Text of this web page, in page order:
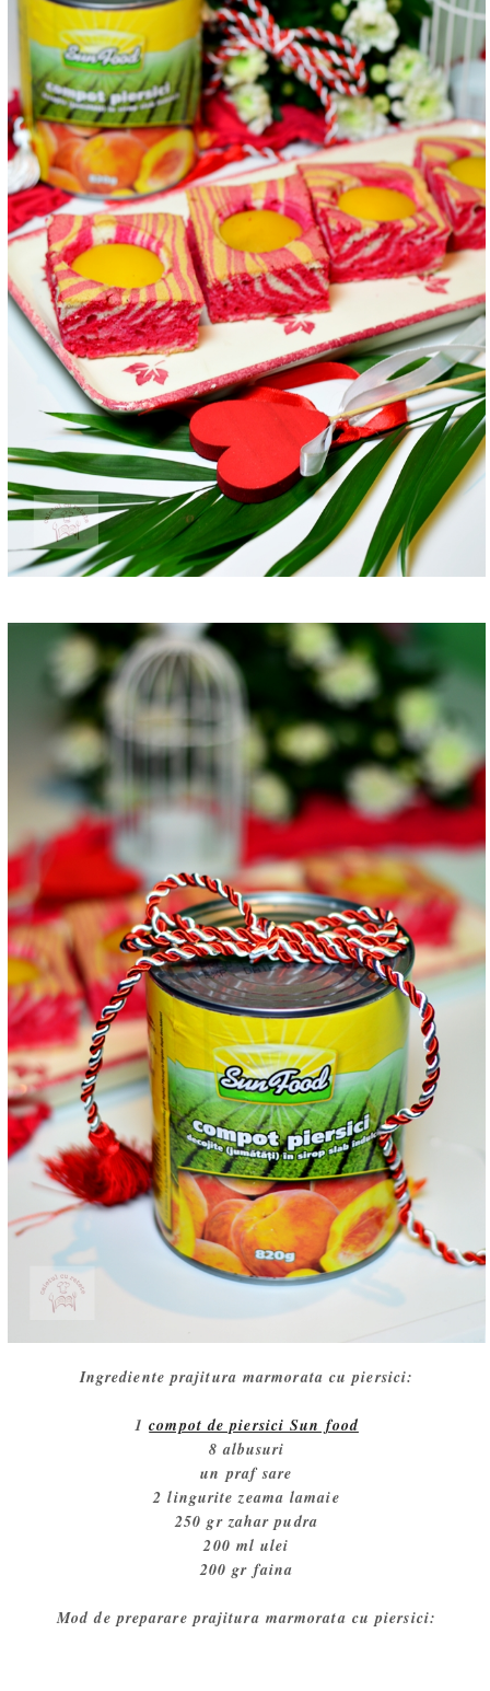
Ingrediente prajitura marmorata cu piersici:
1compot de piersici Sun food
8 albusuri
un praf sare
2 lingurite zeama lamaie
250 gr zahar pudra
200 ml ulei
200 gr faina
Mod de preparare prajitura marmorata cu piersici: